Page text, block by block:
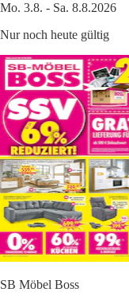
Mo. 3.8. - Sa. 8.8.2026
Nur noch heute gültig
SB Möbel Boss